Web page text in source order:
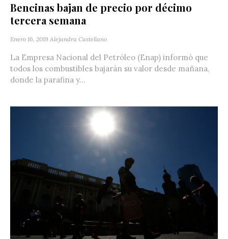
Bencinas bajan de precio por décimo
tercera semana
Enero 16, 2019 Alejandra Castellano
La Empresa Nacional del Petróleo (Enap) informó que
todos los combustibles bajarán su valor desde mañana,
donde la parafina y...